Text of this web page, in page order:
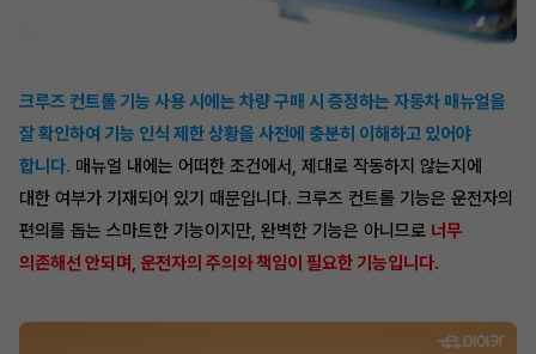
크루즈 컨트롤 기능 사용 시에는 차량 구매 시 증정하는 자동차 매뉴얼을
잘 확인하여 기능 인식 제한 상황을 사전에 충분히 이해하고 있어야
합니다. 매뉴얼 내에는 어떠한 조건에서, 제대로 작동하지 않는지에
대한 여부가 기재되어 있기 때문입니다. 크루즈 컨트롤 기능은 운전자의
편의를 돕는 스마트한 기능이지만, 완벽한 기능은 아니므로 너무
의존해선 안되며, 운전자의 주의와 책임이 필요한 기능입니다.